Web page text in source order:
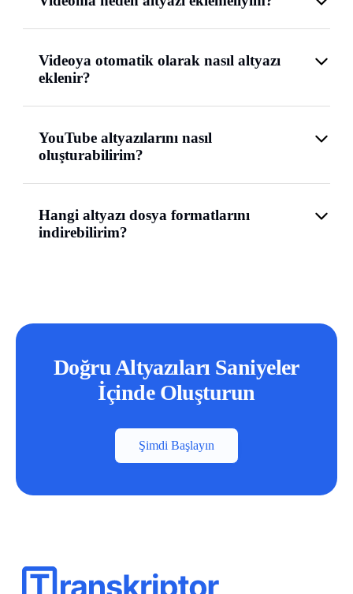
Videoya otomatik olarak nasıl altyazı
eklenir?
YouTube altyazılarını nasıl
oluşturabilirim?
Hangi altyazı dosya formatlarını
indirebilirim?
Doğru Altyazıları Saniyeler
İçinde Oluşturun
Şimdi Başlayın